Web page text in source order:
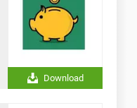
Download